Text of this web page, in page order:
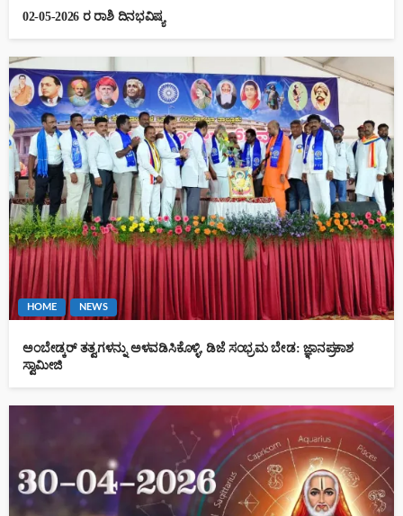
02-05-2026 ರ ರಾಶಿ ದಿನಭವಿಷ್ಯ
HOME NEWS
ಅಂಬೇಡ್ಕರ್ ತತ್ವಗಳನ್ನು ಅಳವಡಿಸಿಕೊಳ್ಳಿ, ಡಿಜೆ ಸಂಭ್ರಮ ಬೇಡ: ಜ್ಞಾನಪ್ರಕಾಶ
ಸ್ವಾಮೀಜಿ